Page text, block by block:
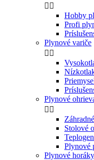
 
Hobby
Profi
Plynové variče
 
Plynové
 
Stolové
Plynové
Plynové horáky